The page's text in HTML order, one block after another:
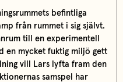
befintliga
från rummet i sig självt.
till en experimentell
en mycket fuktig miljö gett
vill Lars lyfta fram den
samspel har